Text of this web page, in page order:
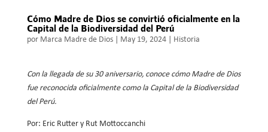
Cómo Madre de Dios se convirtió oficialmente en la
Capital de la Biodiversidad del Perú
por Marca Madre de Dios| May 19, 2024| Historia
Con la llegada de su 30 aniversario, conoce cómo Madre de Dios
fue reconocida oficialmente como la Capital de la Biodiversidad
del Perú.
Por: Eric Rutter y Rut Mottoccanchi